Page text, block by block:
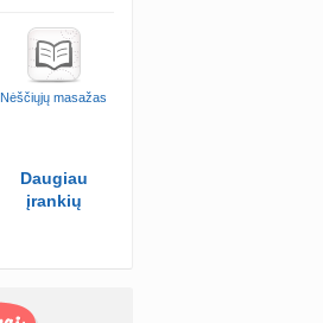
Nėščiųjų masažas
Daugiau
įrankių